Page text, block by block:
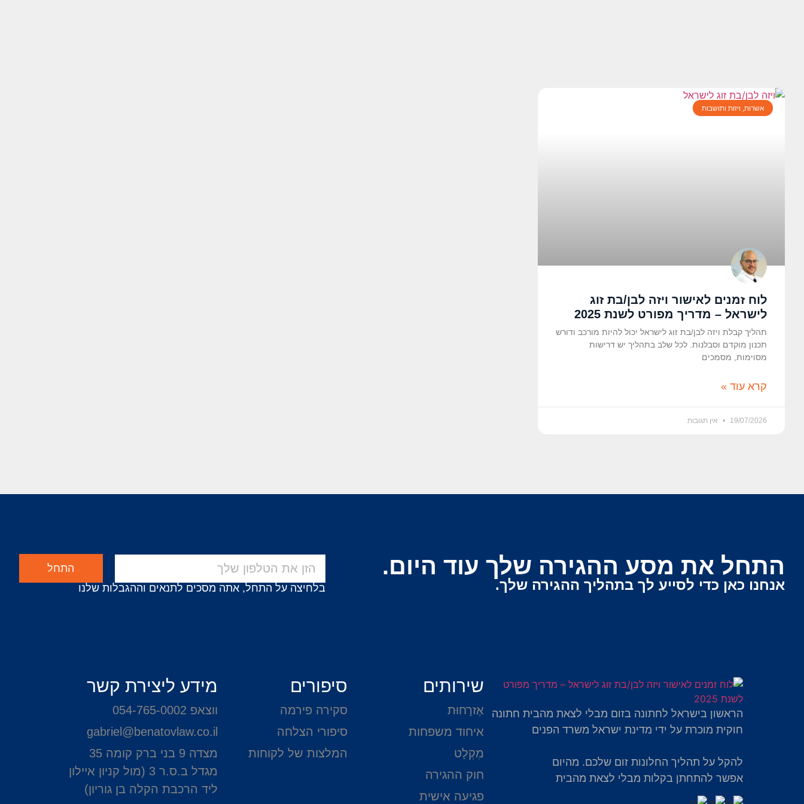
אשרות, ויזות ותושבות
לוח זמנים לאישור ויזה לבן/בת זוג
לישראל – מדריך מפורט לשנת 2025
תהליך קבלת ויזה לבן/בת זוג לישראל יכול להיות מורכב ודורש
תכנון מוקדם וסבלנות. לכל שלב בתהליך יש דרישות
מסוימות, מסמכים
קרא עוד »
19/07/2026 אין תגובות
התחל את מסע ההגירה שלך עוד היום.
אנחנו כאן כדי לסייע לך בתהליך ההגירה שלך.
התחל
בלחיצה על התחל, אתה מסכים לתנאים וההגבלות שלנו
הראשון בישראל לחתונה בזום מבלי לצאת מהבית חתונה
חוקית מוכרת על ידי מדינת ישראל משרד הפנים
להקל על תהליך החלונות זום שלכם. מהיום
אפשר להתחתן בקלות מבלי לצאת מהבית
שירותים
אֶזרָחוּת
איחוד משפחות
מִקְלָט
חוק ההגירה
פגיעה אישית
סיפורים
סקירה פירמה
סיפורי הצלחה
המלצות של לקוחות
מידע ליצירת קשר
ווצאפ 054-765-0002
gabriel@benatovlaw.co.il
מצדה 9 בני ברק קומה 35
מגדל ב.ס.ר 3 (מול קניון איילון
ליד הרכבת הקלה בן גוריון)